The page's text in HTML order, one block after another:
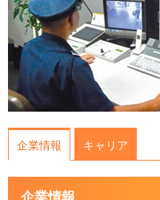
企業情報 キャリア